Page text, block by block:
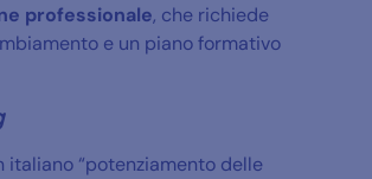
professionale, che richiede
e un piano formativo
italiano “potenziamento delle